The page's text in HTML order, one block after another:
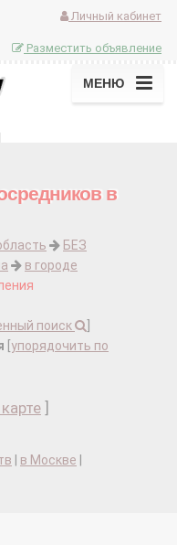
Личный кабинет
Разместить объявление
МЕНЮ
в
БЕЗ
в городе
поиск
упорядочить по
в Москве